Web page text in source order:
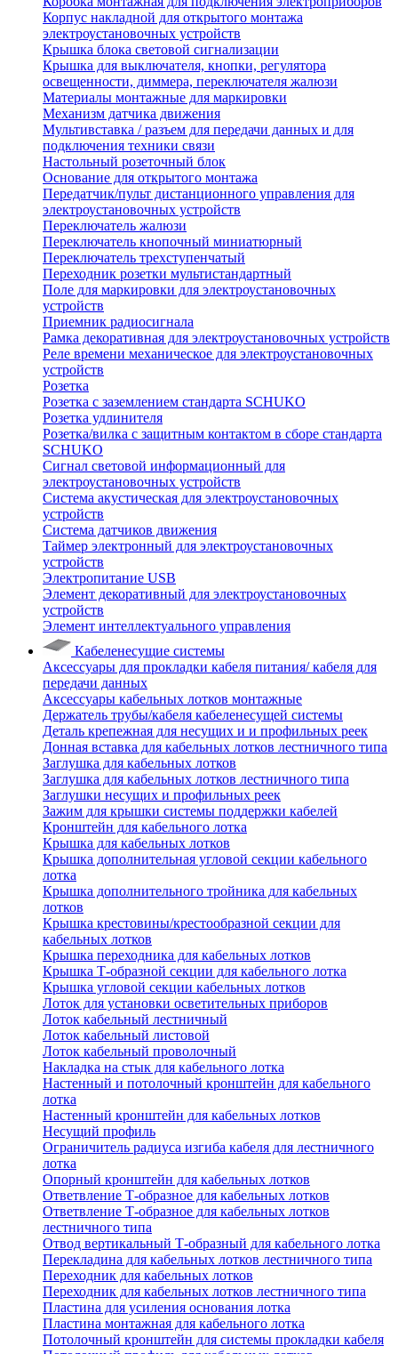
Корпус накладной для открытого монтажа
электроустановочных устройств
Крышка блока световой сигнализации
Крышка для выключателя, кнопки, регулятора
освещенности, диммера, переключателя жалюзи
Материалы монтажные для маркировки
Механизм датчика движения
Мультивставка / разъем для передачи данных и для
подключения техники связи
Настольный розеточный блок
Основание для открытого монтажа
Передатчик/пульт дистанционного управления для
электроустановочных устройств
Переключатель жалюзи
Переключатель кнопочный миниатюрный
Переключатель трехступенчатый
Переходник розетки мультистандартный
Поле для маркировки для электроустановочных
устройств
Приемник радиосигнала
Рамка декоративная для электроустановочных устройств
Реле времени механическое для электроустановочных
устройств
Розетка
Розетка с заземлением стандарта SCHUKO
Розетка удлинителя
Розетка/вилка с защитным контактом в сборе стандарта
SCHUKO
Сигнал световой информационный для
электроустановочных устройств
Система акустическая для электроустановочных
устройств
Система датчиков движения
Таймер электронный для электроустановочных
устройств
Электропитание USB
Элемент декоративный для электроустановочных
устройств
Элемент интеллектуального управления
Кабеленесущие системы
Аксессуары для прокладки кабеля питания/ кабеля для
передачи данных
Аксессуары кабельных лотков монтажные
Держатель трубы/кабеля кабеленесущей системы
Деталь крепежная для несущих и и профильных реек
Донная вставка для кабельных лотков лестничного типа
Заглушка для кабельных лотков
Заглушка для кабельных лотков лестничного типа
Заглушки несущих и профильных реек
Зажим для крышки системы поддержки кабелей
Кронштейн для кабельного лотка
Крышка для кабельных лотков
Крышка дополнительная угловой секции кабельного
лотка
Крышка дополнительного тройника для кабельных
лотков
Крышка крестовины/крестообразной секции для
кабельных лотков
Крышка переходника для кабельных лотков
Крышка Т-образной секции для кабельного лотка
Крышка угловой секции кабельных лотков
Лоток для установки осветительных приборов
Лоток кабельный лестничный
Лоток кабельный листовой
Лоток кабельный проволочный
Накладка на стык для кабельного лотка
Настенный и потолочный кронштейн для кабельного
лотка
Настенный кронштейн для кабельных лотков
Несущий профиль
Ограничитель радиуса изгиба кабеля для лестничного
лотка
Опорный кронштейн для кабельных лотков
Ответвление Т-образное для кабельных лотков
Ответвление Т-образное для кабельных лотков
лестничного типа
Отвод вертикальный Т-образный для кабельного лотка
Перекладина для кабельных лотков лестничного типа
Переходник для кабельных лотков
Переходник для кабельных лотков лестничного типа
Пластина для усиления основания лотка
Пластина монтажная для кабельного лотка
Потолочный кронштейн для системы прокладки кабеля